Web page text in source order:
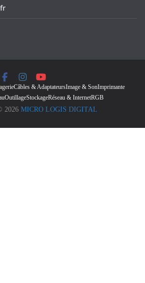
Câbles & AdaptateursImage & SonImprimante
OutillageStockageRéseau & InternetRGB
2026 MICRO LOGIS DIGITAL